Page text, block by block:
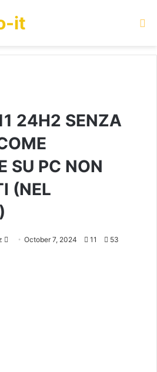
it
24H2 SENZA
SU PC NON
(NEL
SendOctober 7, 2024 11 53